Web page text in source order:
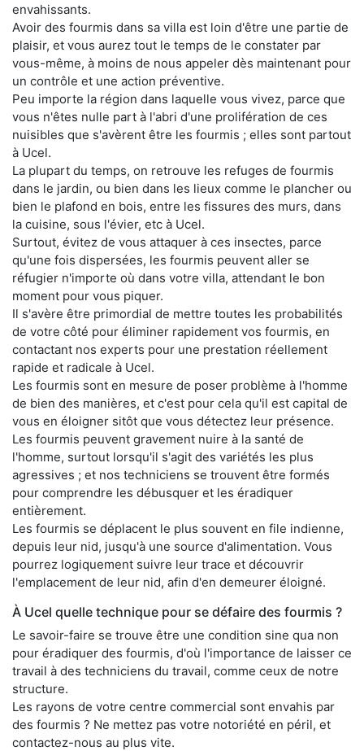
envahissants.
Avoir des fourmis dans sa villa est loin d'être une partie de
plaisir, et vous aurez tout le temps de le constater par
vous-même, à moins de nous appeler dès maintenant pour
un contrôle et une action préventive.
Peu importe la région dans laquelle vous vivez, parce que
vous n'êtes nulle part à l'abri d'une prolifération de ces
nuisibles que s'avèrent être les fourmis ; elles sont partout
à Ucel.
La plupart du temps, on retrouve les refuges de fourmis
dans le jardin, ou bien dans les lieux comme le plancher ou
bien le plafond en bois, entre les fissures des murs, dans
la cuisine, sous l'évier, etc à Ucel.
Surtout, évitez de vous attaquer à ces insectes, parce
qu'une fois dispersées, les fourmis peuvent aller se
réfugier n'importe où dans votre villa, attendant le bon
moment pour vous piquer.
Il s'avère être primordial de mettre toutes les probabilités
de votre côté pour éliminer rapidement vos fourmis, en
contactant nos experts pour une prestation réellement
rapide et radicale à Ucel.
Les fourmis sont en mesure de poser problème à l'homme
de bien des manières, et c'est pour cela qu'il est capital de
vous en éloigner sitôt que vous détectez leur présence.
Les fourmis peuvent gravement nuire à la santé de
l'homme, surtout lorsqu'il s'agit des variétés les plus
agressives ; et nos techniciens se trouvent être formés
pour comprendre les débusquer et les éradiquer
entièrement.
Les fourmis se déplacent le plus souvent en file indienne,
depuis leur nid, jusqu'à une source d'alimentation. Vous
pourrez logiquement suivre leur trace et découvrir
l'emplacement de leur nid, afin d'en demeurer éloigné.
À Ucel quelle technique pour se défaire des fourmis ?
Le savoir-faire se trouve être une condition sine qua non
pour éradiquer des fourmis, d'où l'importance de laisser ce
travail à des techniciens du travail, comme ceux de notre
structure.
Les rayons de votre centre commercial sont envahis par
des fourmis ? Ne mettez pas votre notoriété en péril, et
contactez-nous au plus vite.